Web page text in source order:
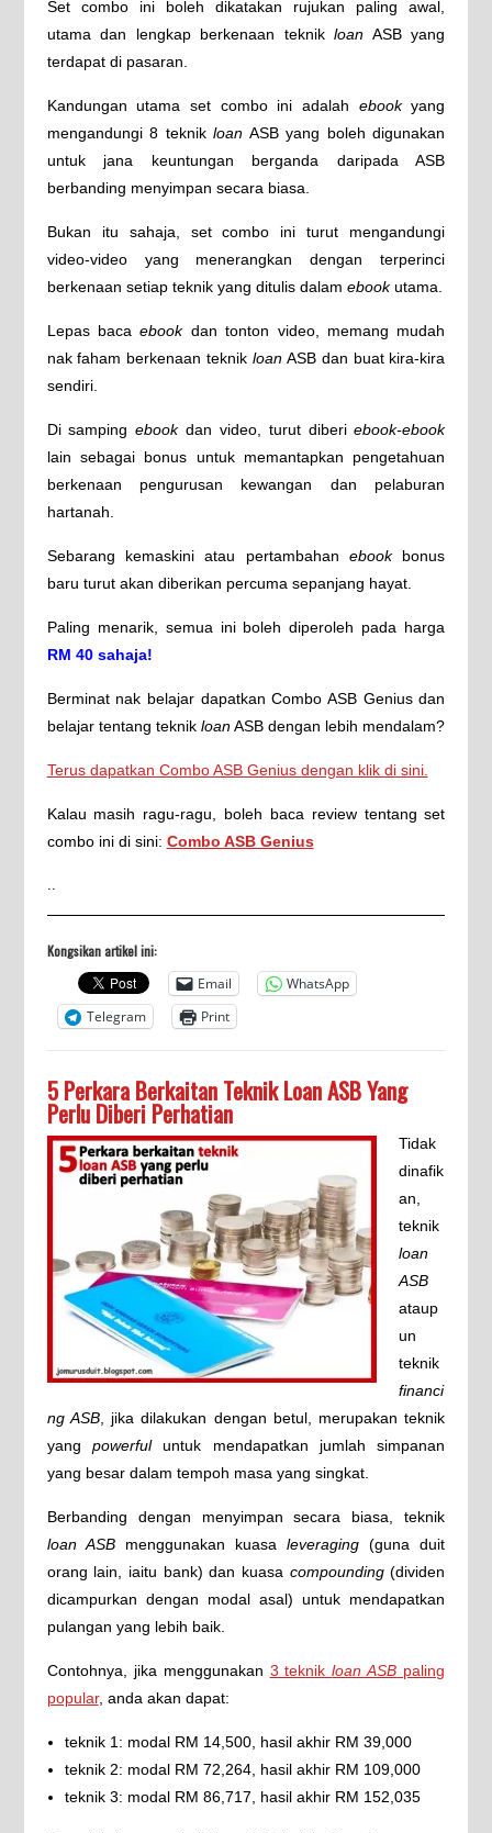
Set combo ini boleh dikatakan rujukan paling awal,
utama dan lengkap berkenaan teknikloan ASB yang
terdapat di pasaran.
Kandungan utama set combo ini adalah ebookyang
mengandungi 8 teknikloan ASB yang boleh digunakan
untuk jana keuntungan berganda daripada ASB
berbanding menyimpan secara biasa.
Bukan itu sahaja, set combo ini turut mengandungi
video-video yang menerangkan dengan terperinci
berkenaan setiap teknik yang ditulis dalam ebookutama.
Lepas bacaebookdan tonton video, memang mudah
nak faham berkenaan teknik loan ASB dan buat kira-kira
sendiri.
Di sampingebookdan video, turut diberiebook-ebook
lain sebagai bonus untuk memantapkan pengetahuan
berkenaan pengurusan kewangan dan pelaburan
hartanah.
Sebarang kemaskini atau pertambahanebookbonus
baru turut akan diberikan percuma sepanjang hayat.
Paling menarik, semua ini boleh diperoleh pada harga
RM 40 sahaja!
Berminat nak belajar dapatkan Combo ASB Genius dan
belajar tentang teknik loanASB dengan lebih mendalam?
Terus dapatkan Combo ASB Genius dengan klik di sini.
Kalau masih ragu-ragu, boleh baca review tentang set
combo ini di sini: Combo ASB Genius
Kongsikan artikel ini:
Email
WhatsApp
Telegram
Print
5 Perkara Berkaitan Teknik Loan ASB Yang
Perlu Diberi Perhatian
Tidak
dinafik
an,
teknik
loan
ASB
ataup
un
teknik
financi
ng ASB, jika dilakukan dengan betul, merupakan teknik
yang powerfuluntuk mendapatkan jumlah simpanan
yang besar dalam tempoh masa yang singkat.
Berbanding dengan menyimpan secara biasa, teknik
loan ASBmenggunakan kuasaleveraging (guna duit
orang lain, iaitu bank) dan kuasa compounding(dividen
dicampurkan dengan modal asal) untuk mendapatkan
pulangan yang lebih baik.
Contohnya, jika menggunakan 3 teknikloan ASB paling
popular, anda akan dapat:
teknik 1: modal RM 14,500, hasil akhir RM 39,000
teknik 2: modal RM 72,264, hasil akhir RM 109,000
teknik 3: modal RM 86,717, hasil akhir RM 152,035